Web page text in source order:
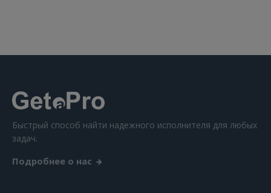
Быстрый способ найти надежного исполнителя для любых
задач.
Подробнее о нас